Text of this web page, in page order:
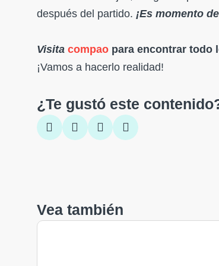
después del partido. ¡Es momento
Visita compao para encontrar todo
¡Vamos a hacerlo realidad!
¿Te gustó este
Vea también